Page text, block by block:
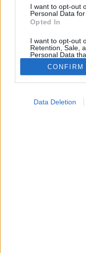
I want to opt-out
Personal Data
Opted In
I want to opt-out
Retention, Sale,
Personal Data
Purposes for
Opted Out
CONFIRM
Data Deletion
2026. április 10. 15:24
Küldés